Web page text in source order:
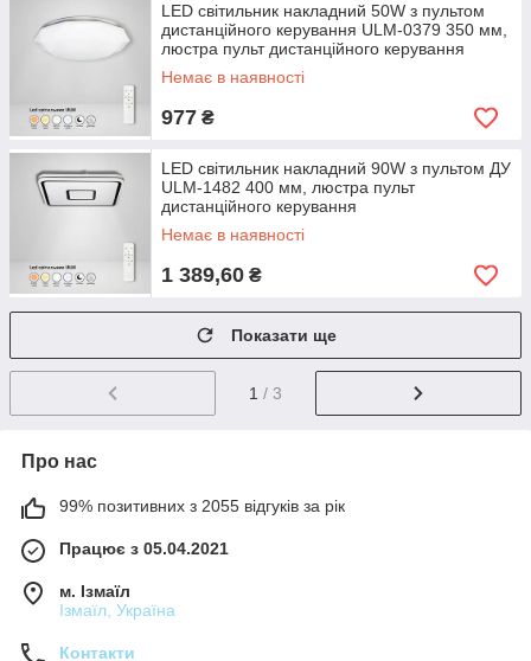
LED світильник накладний 50W з пультом
дистанційного керування ULM-0379 350 мм,
люстра пульт дистанційного керування
Немає в наявності
977 ₴
LED світильник накладний 90W з пультом ДУ
ULM-1482 400 мм, люстра пульт
дистанційного керування
Немає в наявності
1 389,60 ₴
Показати ще
1 / 3
Про нас
99% позитивних з 2055 відгуків за рік
Працює з 05.04.2021
м. Ізмаїл
Ізмаїл, Україна
Контакти